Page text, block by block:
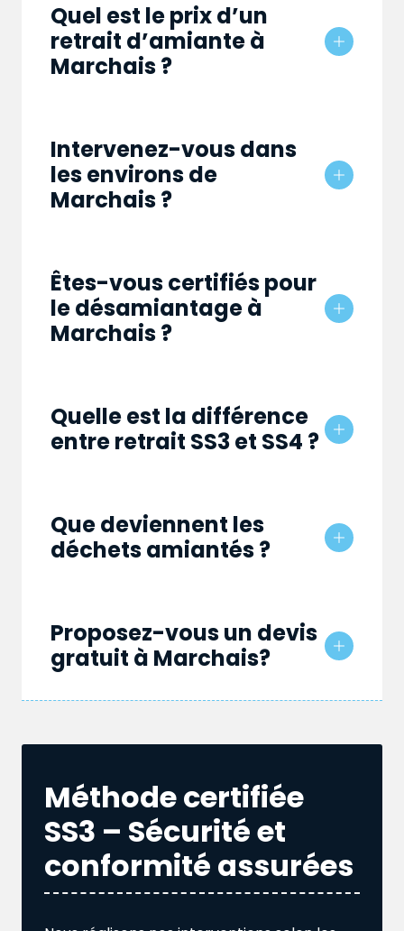
Quel est le prix d’un
retrait d’amiante à
Marchais ?
Intervenez-vous dans
les environs de
Marchais ?
Êtes-vous certifiés pour
le désamiantage à
Marchais ?
Quelle est la différence
entre retrait SS3 et SS4 ?
Que deviennent les
déchets amiantés ?
Proposez-vous un devis
gratuit à Marchais?
Méthode certifiée
SS3 – Sécurité et
conformité assurées